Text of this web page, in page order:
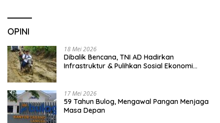
OPINI
18 Mei 2026
Dibalik Bencana, TNI AD Hadirkan
Infrastruktur & Pulihkan Sosial Ekonomi
17 Mei 2026
59 Tahun Bulog, Mengawal Pangan Menjaga
Masa Depan